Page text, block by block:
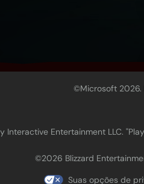
©Microsoft 2026.
Interactive Entertainment LLC.
©2026 Blizzard
Suas opções de